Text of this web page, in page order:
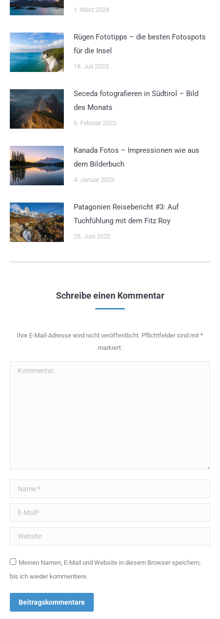
1. März 2024
Rügen Fototipps – die besten Fotospots
für die Insel
18. Juli 2023
Seceda fotografieren in Südtirol – Bild
des Monats
6. Februar 2023
Kanada Fotos – Impressionen wie aus
dem Bilderbuch
4. Januar 2023
Patagonien Reisebericht #3: Auf
Tuchfühlung mit dem Fitz Roy
25. Juni 2022
Schreibe einen Kommentar
Ihre E-Mail-Adresse wird nicht veröffentlicht. Pflichtfelder sind mit *
markiert.
Kommentar
Name *
E-Mail *
Website
Meinen Namen, E-Mail und Website in diesem Browser speichern,
bis ich wieder kommentiere.
Beitragskommentare